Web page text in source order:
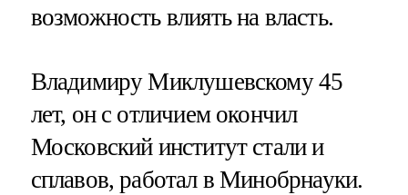
возможность влиять на власть.
Владимиру Миклушевскому 45
лет, он с отличием окончил
Московский институт стали и
сплавов, работал в Минобрнауки.